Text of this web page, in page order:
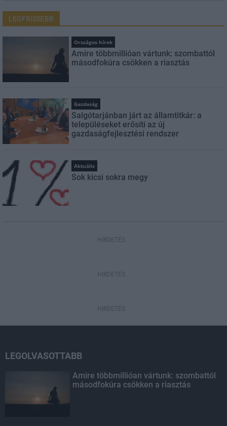
LEGFRISSEBB
Országos hírek
Amire többmillióan vártunk: szombattól
másodfokúra csökken a riasztás
Gazdaság
Salgótarjánban járt az államtitkár: a
településeket erősíti az új
gazdaságfejlesztési rendszer
Aktuális
Sok kicsi sokra megy
HIRDETÉS
HIRDETÉS
HIRDETÉS
LEGOLVASOTTABB
Amire többmillióan vártunk: szombattól
másodfokúra csökken a riasztás